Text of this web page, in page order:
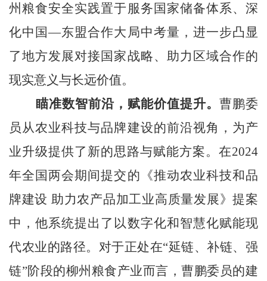
州粮食安全实践置于服务国家储备体系、深
化中国—东盟合作大局中考量，进一步凸显
了地方发展对接国家战略、助力区域合作的
现实意义与长远价值。
瞄准数智前沿，赋能价值提升。 曹鹏委
员从农业科技与品牌建设的前沿视角，为产
业升级提供了新的思路与赋能方案。在2024
年全国两会期间提交的《推动农业科技和品
牌建设 助力农产品加工业高质量发展》提案
中，他系统提出了以数字化和智慧化赋能现
代农业的路径。对于正处在“延链、补链、强
链”阶段的柳州粮食产业而言，曹鹏委员的建